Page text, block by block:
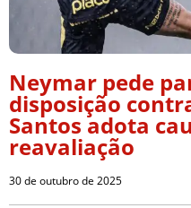
Neymar pede
disposição
Santos adota
reavaliação
30 de outubro de 2025